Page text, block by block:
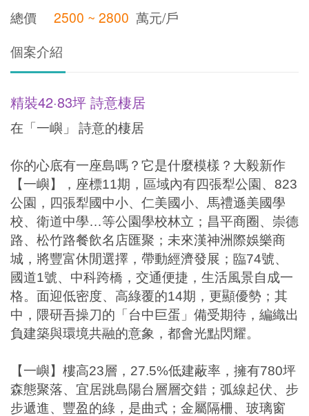
總價
2500 ~ 2800 萬元/戶
個案介紹
精裝42·83坪 詩意棲居
在「一嶼」 詩意的棲居
你的心底有一座島嗎？它是什麼模樣？大毅新作
【一嶼】，座標11期，區域內有四張犁公園、 823
公園，四張犁國中小、仁美國小、馬禮遜美國學
校、衛道中學…等公園學校林立；昌平商圈、崇德
路、松竹路餐飲名店匯聚；未來漢神洲際娛樂商
城，將豐富休閒選擇，帶動經濟發展；臨74號、
國道1號、中科跨橋，交通便捷，生活風景自成一
格。面迎低密度、高綠覆的14期，更顯優勢；其
中，隈研吾操刀的「台中巨蛋」備受期待，編織出
負建築與環境共融的意象，都會光點閃耀。
【一嶼】樓高23層， 27.5%低建蔽率，擁有780坪
森態聚落、宜居跳島陽台層層交錯；弧線起伏、步
步遞進、豐盈的綠，是曲式；金屬隔柵、玻璃窗